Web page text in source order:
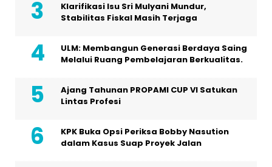
Klarifikasi Isu Sri Mulyani Mundur,
Stabilitas Fiskal Masih Terjaga
ULM: Membangun Generasi Berdaya Saing
Melalui Ruang Pembelajaran Berkualitas.
Ajang Tahunan PROPAMI CUP VI Satukan
Lintas Profesi
KPK Buka Opsi Periksa Bobby Nasution
dalam Kasus Suap Proyek Jalan